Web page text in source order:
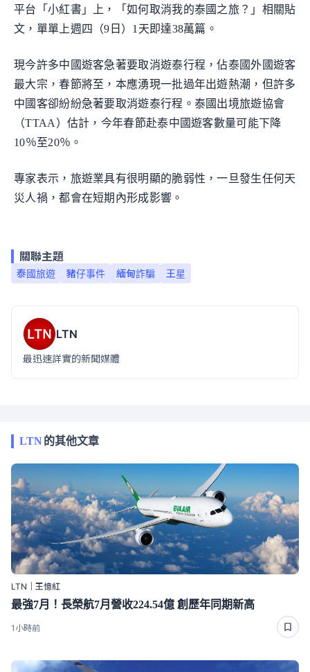
平台「小紅書」上，「如何取消我的泰國之旅？」相關貼
文，單單上週四（9日）1天即達38萬篇。
現今許多中國遊客急著要取消遊泰行程，佔泰國外國遊客
最大宗，春節將至，本應湧現一批過年出遊熱潮，但許多
中國客卻紛紛急著要取消遊泰行程。泰國出境旅遊協會
（TTAA）估計，今年春節赴泰中國遊客數量可能下降
10％至20％。
專家表示，旅遊業具有很明顯的脆弱性，一旦發生任何天
災人禍，都會在短期內形成影響。
關聯主題
泰國旅遊 豬仔事件 緬甸詐騙 王星
LTN
最迅速詳實的新聞媒體
LTN的其他文章
LTN｜王憶紅
最強7月！長榮航7月營收224.54億 創歷年同期新高
1小時前